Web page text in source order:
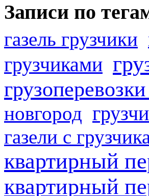
Записи по
газель грузчики
грузчиками
новгород
газели с
квартирный
квартирный